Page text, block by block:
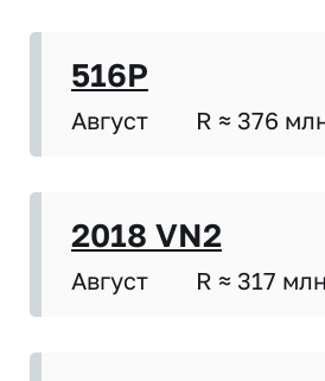
516P
Август R ≈ 376
2018 VN2
Август R ≈ 317